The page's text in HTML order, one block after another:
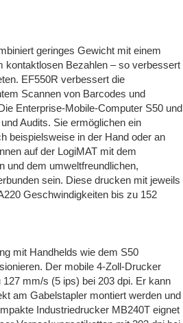
geringes Gewicht mit einem
kontaktlosen Bezahlen – so verbessert
EF550R verbessert die
Scannen von Barcodes und
Enterprise-Mobile-Computer S50 und
Audits. Sie ermöglichen ein
beispielsweise in der Hand oder an
auf der LogiMAT mit dem
und dem umweltfreundlichen,
sein. Diese drucken mit jeweils
Geschwindigkeiten bis zu 152
mit Handhelds wie dem S50
Der mobile 4-Zoll-Drucker
mm/s (5 ips) bei 203 dpi. Er kann
am Gabelstapler montiert werden und
Industriedrucker MB240T eignet